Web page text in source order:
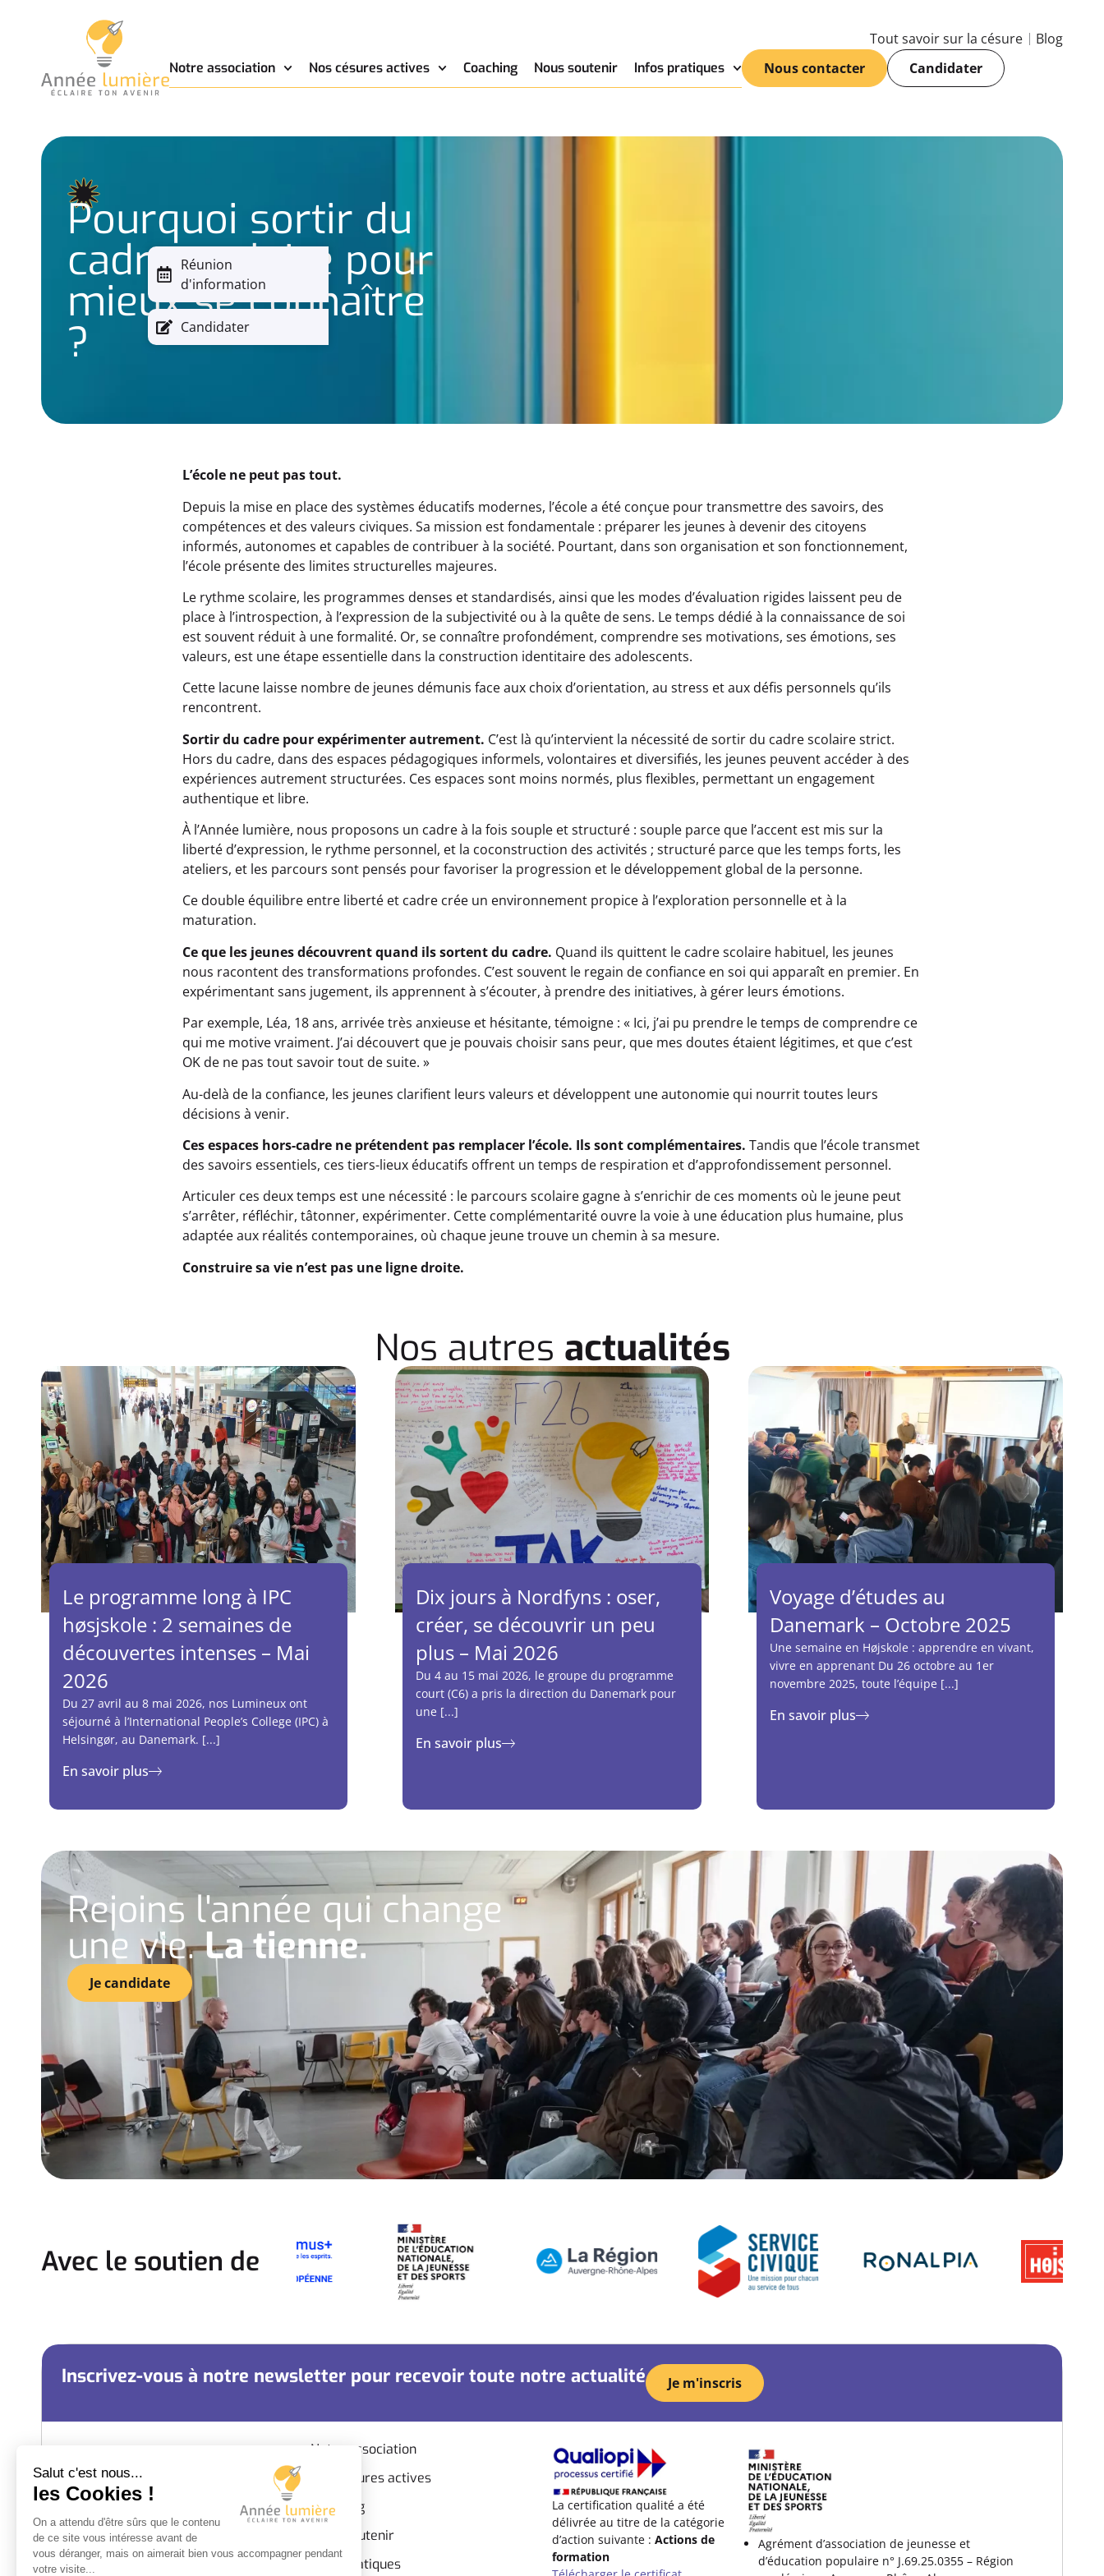
Tout savoir sur la césure Blog
Notre association Nos césures actives Coaching Nous soutenir Infos pratiques Nous contacter Candidater
Réunion
d'information
Candidater
Pourquoi sortir du
cadre scolaire pour
mieux se connaître
?
L’école ne peut pas tout.
Depuis la mise en place des systèmes éducatifs modernes, l’école a été conçue pour transmettre des savoirs, des
compétences et des valeurs civiques. Sa mission est fondamentale : préparer les jeunes à devenir des citoyens
informés, autonomes et capables de contribuer à la société. Pourtant, dans son organisation et son fonctionnement,
l’école présente des limites structurelles majeures.
Le rythme scolaire, les programmes denses et standardisés, ainsi que les modes d’évaluation rigides laissent peu de
place à l’introspection, à l’expression de la subjectivité ou à la quête de sens. Le temps dédié à la connaissance de soi
est souvent réduit à une formalité. Or, se connaître profondément, comprendre ses motivations, ses émotions, ses
valeurs, est une étape essentielle dans la construction identitaire des adolescents.
Cette lacune laisse nombre de jeunes démunis face aux choix d’orientation, au stress et aux défis personnels qu’ils
rencontrent.
Sortir du cadre pour expérimenter autrement. C’est là qu’intervient la nécessité de sortir du cadre scolaire strict.
Hors du cadre, dans des espaces pédagogiques informels, volontaires et diversifiés, les jeunes peuvent accéder à des
expériences autrement structurées. Ces espaces sont moins normés, plus flexibles, permettant un engagement
authentique et libre.
À l’Année lumière, nous proposons un cadre à la fois souple et structuré : souple parce que l’accent est mis sur la
liberté d’expression, le rythme personnel, et la coconstruction des activités ; structuré parce que les temps forts, les
ateliers, et les parcours sont pensés pour favoriser la progression et le développement global de la personne.
Ce double équilibre entre liberté et cadre crée un environnement propice à l’exploration personnelle et à la
maturation.
Ce que les jeunes découvrent quand ils sortent du cadre. Quand ils quittent le cadre scolaire habituel, les jeunes
nous racontent des transformations profondes. C’est souvent le regain de confiance en soi qui apparaît en premier. En
expérimentant sans jugement, ils apprennent à s’écouter, à prendre des initiatives, à gérer leurs émotions.
Par exemple, Léa, 18 ans, arrivée très anxieuse et hésitante, témoigne : « Ici, j’ai pu prendre le temps de comprendre ce
qui me motive vraiment. J’ai découvert que je pouvais choisir sans peur, que mes doutes étaient légitimes, et que c’est
OK de ne pas tout savoir tout de suite. »
Au-delà de la confiance, les jeunes clarifient leurs valeurs et développent une autonomie qui nourrit toutes leurs
décisions à venir.
Ces espaces hors-cadre ne prétendent pas remplacer l’école. Ils sont complémentaires. Tandis que l’école transmet
des savoirs essentiels, ces tiers-lieux éducatifs offrent un temps de respiration et d’approfondissement personnel.
Articuler ces deux temps est une nécessité : le parcours scolaire gagne à s’enrichir de ces moments où le jeune peut
s’arrêter, réfléchir, tâtonner, expérimenter. Cette complémentarité ouvre la voie à une éducation plus humaine, plus
adaptée aux réalités contemporaines, où chaque jeune trouve un chemin à sa mesure.
Construire sa vie n’est pas une ligne droite.
Nos autres actualités
Le programme long à IPC
høsjskole : 2 semaines de
découvertes intenses – Mai
2026
Du 27 avril au 8 mai 2026, nos Lumineux ont
séjourné à l’International People’s College (IPC) à
Helsingør, au Danemark. [...]
En savoir plus
Dix jours à Nordfyns : oser,
créer, se découvrir un peu
plus – Mai 2026
Du 4 au 15 mai 2026, le groupe du programme
court (C6) a pris la direction du Danemark pour
une [...]
En savoir plus
Voyage d’études au
Danemark – Octobre 2025
Une semaine en Højskole : apprendre en vivant,
vivre en apprenant Du 26 octobre au 1er
novembre 2025, toute l’équipe [...]
En savoir plus
Rejoins l'année qui change
une vie.La tienne.
Je candidate
Avec le soutien de
Inscrivez-vous à notre newsletter pour recevoir toute notre actualité Je m'inscris
Campus SEPR – Bâtiment J – 2e étage
46 rue Professeur Rochaix, 69003
Notre association
Nos césures actives
Coaching
Nous soutenir
Infos pratiques
La certification qualité a été
délivrée au titre de la catégorie
d’action suivante : Actions de
formation
Agrément d’association de jeunesse et
d’éducation populaire n° J.69.25.0355 – Région